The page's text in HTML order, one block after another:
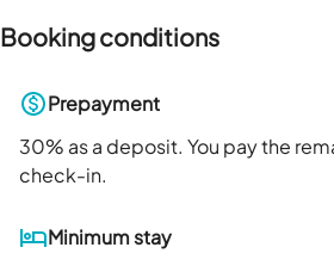
Booking conditions
Prepayment
30% as a deposit. You pay the
check-in.
Minimum stay